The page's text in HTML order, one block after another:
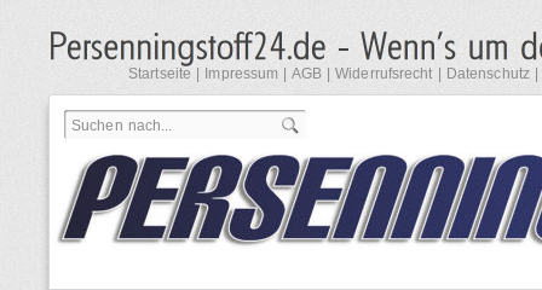
Startseite| Impressum AGB|Widerrufsrecht| Datenschutz